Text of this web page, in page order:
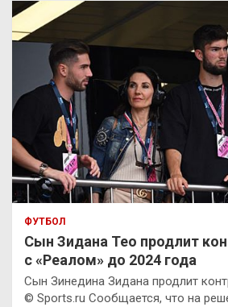
ФУТБОЛ
Сын Зидана Тео продлит
с «Реалом» до 2024 года
Сын Зинедина Зидана продлит
© Sports.ru Сообщается, что на